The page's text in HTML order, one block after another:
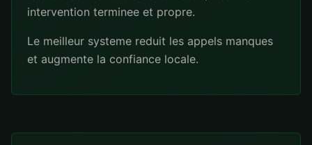
intervention terminee et propre.
Le meilleur systeme reduit les appels manques
et augmente la confiance locale.